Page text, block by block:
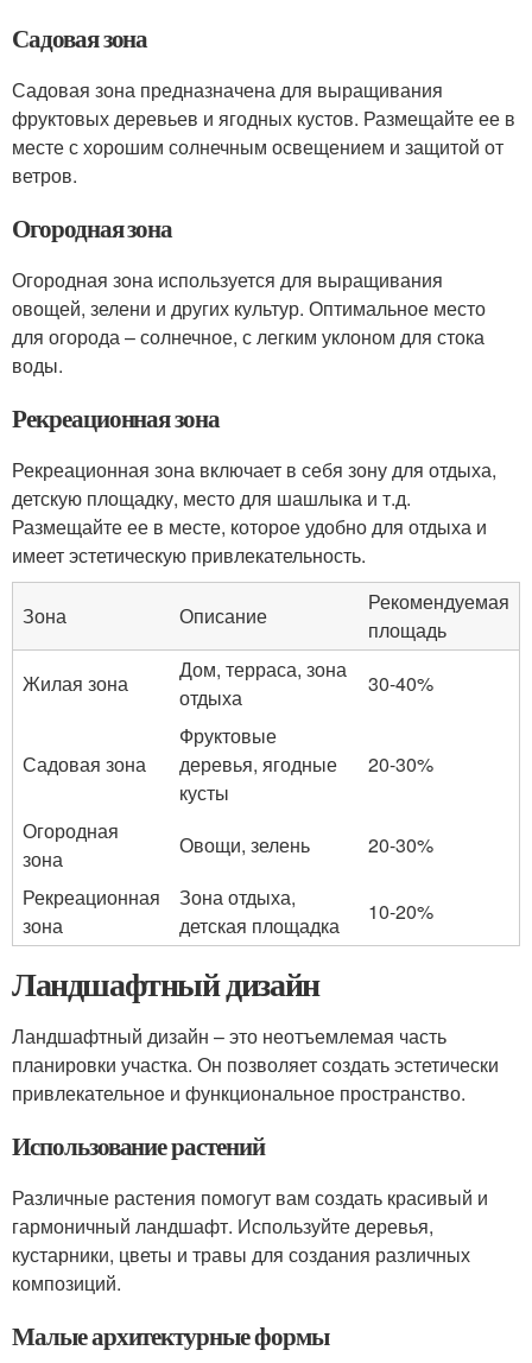
Садовая зона
Садовая зона предназначена для выращивания
фруктовых деревьев и ягодных кустов. Размещайте ее в
месте с хорошим солнечным освещением и защитой от
ветров.
Огородная зона
Огородная зона используется для выращивания
овощей, зелени и других культур. Оптимальное место
для огорода – солнечное, с легким уклоном для стока
воды.
Рекреационная зона
Рекреационная зона включает в себя зону для отдыха,
детскую площадку, место для шашлыка и т.д.
Размещайте ее в месте, которое удобно для отдыха и
имеет эстетическую привлекательность.
Зона Описание
Рекомендуемая
площадь
Жилая зона
Дом, терраса, зона
отдыха
30-40%
Садовая зона
Фруктовые
деревья, ягодные
кусты
20-30%
Огородная
зона
Овощи, зелень
20-30%
Рекреационная
зона
Зона отдыха,
детская площадка
10-20%
Ландшафтный дизайн
Ландшафтный дизайн – это неотъемлемая часть
планировки участка. Он позволяет создать эстетически
привлекательное и функциональное пространство.
Использование растений
Различные растения помогут вам создать красивый и
гармоничный ландшафт. Используйте деревья,
кустарники, цветы и травы для создания различных
композиций.
Малые архитектурные формы